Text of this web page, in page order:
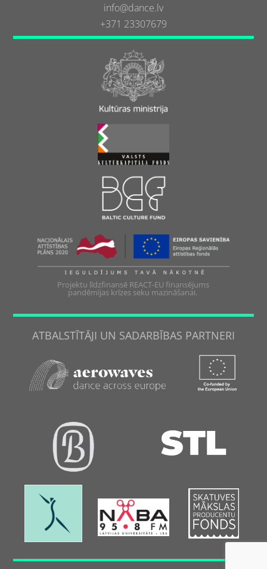
info@dance.lv
+371 23307679
Projektu līdzfinansē REACT-EU finansējums
pandēmijas krīzes seku mazināšanai.
ATBALSTĪTĀJI UN SADARBĪBAS PARTNERI